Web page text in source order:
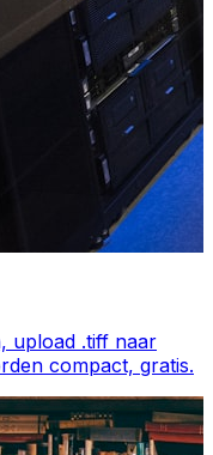
upload .tiff naar
compact, gratis.